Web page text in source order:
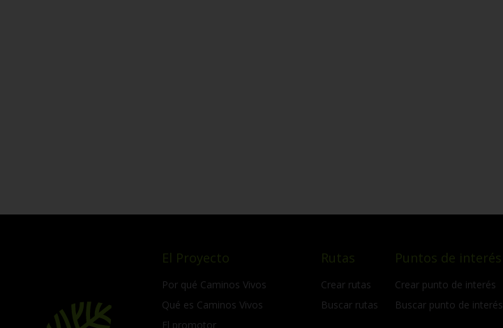
El Proyecto
Por qué Caminos Vivos
Qué es Caminos Vivos
El promotor
Rutas
Crear rutas
Buscar rutas
Puntos de interés
Crear punto de interés
Buscar punto de interés